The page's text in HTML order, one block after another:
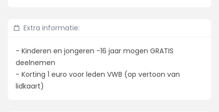
Extra informatie:
- Kinderen en jongeren -16 jaar mogen GRATIS
deelnemen
- Korting 1 euro voor leden VWB (op vertoon van
lidkaart)